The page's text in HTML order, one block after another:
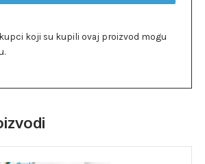
koji su kupili ovaj proizvod mogu